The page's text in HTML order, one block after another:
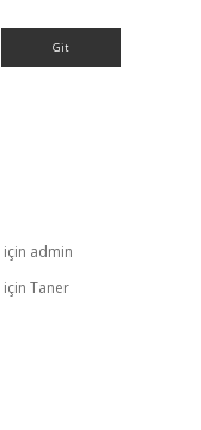
için admin
için Taner